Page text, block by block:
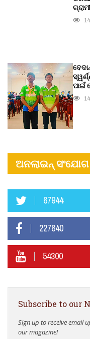
ପାଇଁ
ଅନଲାଇନ୍ ସଂଯୋଗ
67944
227640
54300
Subscribe to our
Sign up to receive email
our magazine!